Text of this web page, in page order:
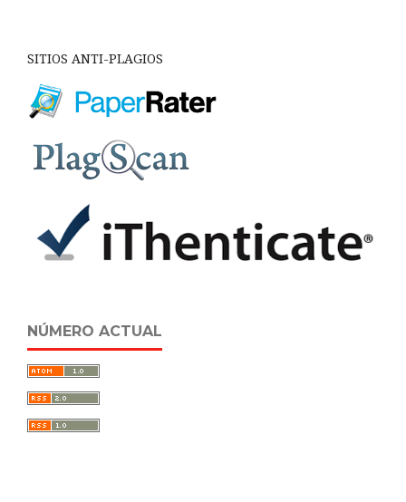
SITIOS ANTI-PLAGIOS
NÚMERO ACTUAL